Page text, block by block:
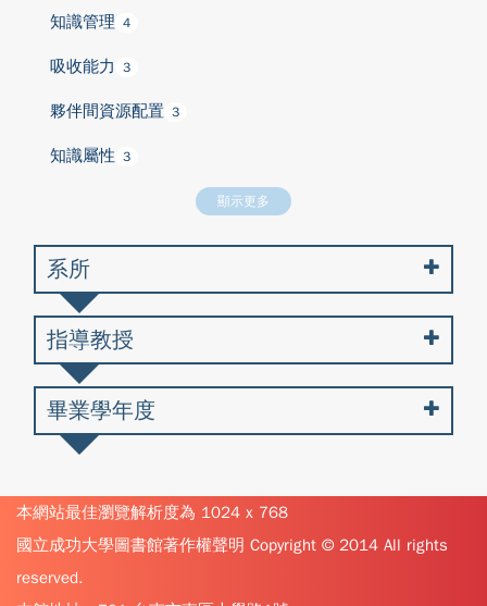
知識管理 4
吸收能力 3
夥伴間資源配置 3
知識屬性 3
顯示更多
系所
指導教授
畢業學年度
本網站最佳瀏覽解析度為 1024 x 768
國立成功大學圖書館著作權聲明 Copyright © 2014 All rights
reserved.